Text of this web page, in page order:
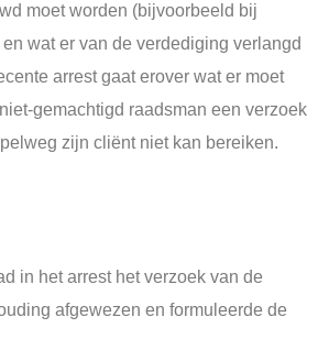
moet worden (bijvoorbeeld bij
wat er van de verdediging verlangd
arrest gaat erover wat er moet
gemachtigd raadsman een verzoek
zijn cliënt niet kan bereiken.
in het arrest het verzoek van de
afgewezen en formuleerde de